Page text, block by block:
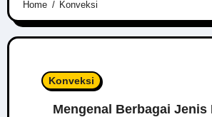
Home Konveksi
Konveksi
Mengenal Berbagai Jenis